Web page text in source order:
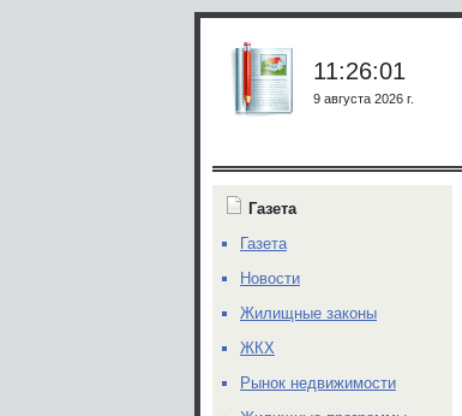
11:26:01
9 августа 2026 г.
Газета
Газета
Новости
Жилищные законы
ЖКХ
Рынок недвижимости